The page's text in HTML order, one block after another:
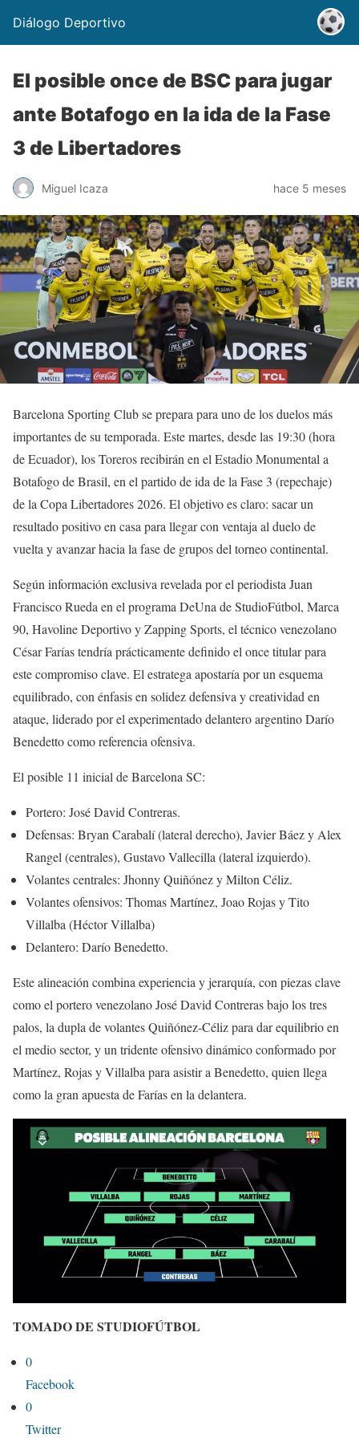
Diálogo Deportivo
El posible once de BSC para jugar
ante Botafogo en la ida de la Fase
3 de Libertadores
Miguel Icaza hace 5 meses
Barcelona Sporting Club se prepara para uno de los duelos más
importantes de su temporada. Este martes, desde las 19:30 (hora
de Ecuador), los Toreros recibirán en el Estadio Monumental a
Botafogo de Brasil, en el partido de ida de la Fase 3 (repechaje)
de la Copa Libertadores 2026. El objetivo es claro: sacar un
resultado positivo en casa para llegar con ventaja al duelo de
vuelta y avanzar hacia la fase de grupos del torneo continental.
Según información exclusiva revelada por el periodista Juan
Francisco Rueda en el programa DeUna de StudioFútbol, Marca
90, Havoline Deportivo y Zapping Sports, el técnico venezolano
César Farías tendría prácticamente definido el once titular para
este compromiso clave. El estratega apostaría por un esquema
equilibrado, con énfasis en solidez defensiva y creatividad en
ataque, liderado por el experimentado delantero argentino Darío
Benedetto como referencia ofensiva.
El posible 11 inicial de Barcelona SC:
Portero: José David Contreras.
Defensas: Bryan Carabalí (lateral derecho), Javier Báez y Alex
Rangel (centrales), Gustavo Vallecilla (lateral izquierdo).
Volantes centrales: Jhonny Quiñónez y Milton Céliz.
Volantes ofensivos: Thomas Martínez, Joao Rojas y Tito
Villalba (Héctor Villalba)
Delantero: Darío Benedetto.
Este alineación combina experiencia y jerarquía, con piezas clave
como el portero venezolano José David Contreras bajo los tres
palos, la dupla de volantes Quiñónez-Céliz para dar equilibrio en
el medio sector, y un tridente ofensivo dinámico conformado por
Martínez, Rojas y Villalba para asistir a Benedetto, quien llega
como la gran apuesta de Farías en la delantera.
TOMADO DE STUDIOFÚTBOL
0
Facebook
0
Twitter